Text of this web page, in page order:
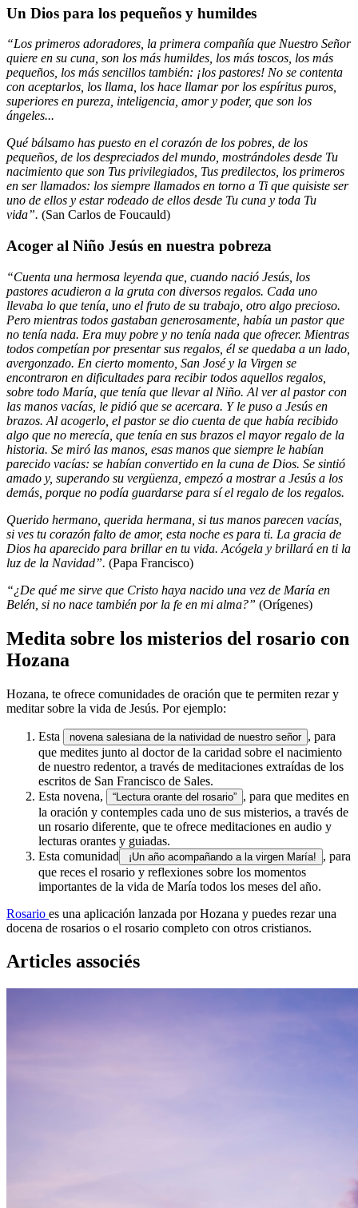
Un Dios para los pequeños y humildes
“Los primeros adoradores, la primera compañía que Nuestro Señor
quiere en su cuna, son los más humildes, los más toscos, los más
pequeños, los más sencillos también: ¡los pastores! No se contenta
con aceptarlos, los llama, los hace llamar por los espíritus puros,
superiores en pureza, inteligencia, amor y poder, que son los
ángeles...
Qué bálsamo has puesto en el corazón de los pobres, de los
pequeños, de los despreciados del mundo, mostrándoles desde Tu
nacimiento que son Tus privilegiados, Tus predilectos, los primeros
en ser llamados: los siempre llamados en torno a Ti que quisiste ser
uno de ellos y estar rodeado de ellos desde Tu cuna y toda Tu
vida”. (San Carlos de Foucauld)
Acoger al Niño Jesús en nuestra pobreza
“Cuenta una hermosa leyenda que, cuando nació Jesús, los
pastores acudieron a la gruta con diversos regalos. Cada uno
llevaba lo que tenía, uno el fruto de su trabajo, otro algo precioso.
Pero mientras todos gastaban generosamente, había un pastor que
no tenía nada. Era muy pobre y no tenía nada que ofrecer. Mientras
todos competían por presentar sus regalos, él se quedaba a un lado,
avergonzado. En cierto momento, San José y la Virgen se
encontraron en dificultades para recibir todos aquellos regalos,
sobre todo María, que tenía que llevar al Niño. Al ver al pastor con
las manos vacías, le pidió que se acercara. Y le puso a Jesús en
brazos. Al acogerlo, el pastor se dio cuenta de que había recibido
algo que no merecía, que tenía en sus brazos el mayor regalo de la
historia. Se miró las manos, esas manos que siempre le habían
parecido vacías: se habían convertido en la cuna de Dios. Se sintió
amado y, superando su vergüenza, empezó a mostrar a Jesús a los
demás, porque no podía guardarse para sí el regalo de los regalos.
Querido hermano, querida hermana, si tus manos parecen vacías,
si ves tu corazón falto de amor, esta noche es para ti. La gracia de
Dios ha aparecido para brillar en tu vida. Acógela y brillará en ti la
luz de la Navidad”. (Papa Francisco)
“¿De qué me sirve que Cristo haya nacido una vez de María en
Belén, si no nace también por la fe en mi alma?” (Orígenes)
Medita sobre los misterios del rosario con
Hozana
Hozana, te ofrece comunidades de oración que te permiten rezar y
meditar sobre la vida de Jesús. Por ejemplo:
Esta novena salesiana de la natividad de nuestro señor , para
que medites junto al doctor de la caridad sobre el nacimiento
de nuestro redentor, a través de meditaciones extraídas de los
escritos de San Francisco de Sales.
Esta novena,
“Lectura orante del rosario” , para que medites en
la oración y contemples cada uno de sus misterios, a través de
un rosario diferente, que te ofrece meditaciones en audio y
lecturas orantes y guiadas.
Esta comunidad
¡Un año acompañando a la virgen María!
, para
que reces el rosario y reflexiones sobre los momentos
importantes de la vida de María todos los meses del año.
Rosario es una aplicación lanzada por Hozana y puedes rezar una
docena de rosarios o el rosario completo con otros cristianos.
Articles associés